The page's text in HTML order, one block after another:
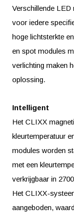
Verschillende
voor iedere
hoge lichtsterkte
en spot modules
verlichting maken
oplossing.
Intelligent
Het CLIXX
kleurtemperatuur
modules worden
met een
verkrijgbaar in
Het CLIXX-
aangeboden,